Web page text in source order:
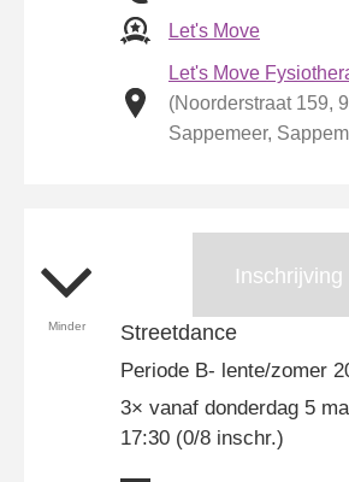
Let's Move
Let's Move
(Noorderstraat 159,
Sappemeer,
Minder Streetdance
Periode B- lente/zomer
3× vanaf donderdag 5
17:30 (0/8 inschr.)